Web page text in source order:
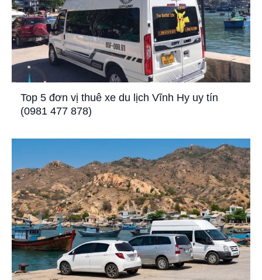
Top 5 đơn vị thuê xe du lịch Vĩnh Hy uy tín
(0981 477 878)